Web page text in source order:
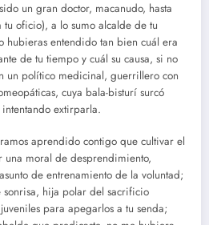
un gran doctor, macanudo, hasta
oficio), a lo sumo alcalde de tu
hubieras entendido tan bien cuál era
de tu tiempo y cuál su causa, si no
un político medicinal, guerrillero con
cuya bala-bisturí surcó
extirparla.
aprendido contigo que cultivar el
una moral de desprendimiento,
de entrenamiento de la voluntad;
hija polar del sacrificio
para apegarlos a tu senda;